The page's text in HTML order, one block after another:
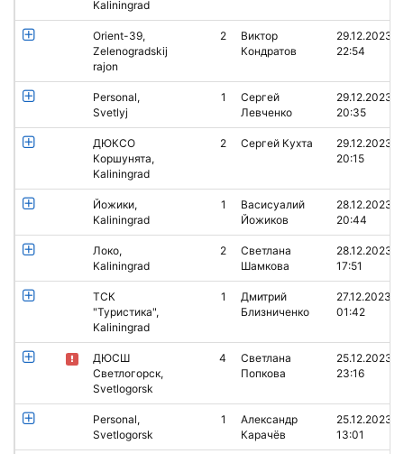
Kaliningrad
Orient-39,
Zelenogradskij
rajon
2
Виктор
Кондратов
29.12.2023
22:54
Personal,
Svetlyj
1
Сергей
Левченко
29.12.2023
20:35
ДЮКСО
Коршунята,
Kaliningrad
2 Сергей Кухта
29.12.2023
20:15
Йожики,
Kaliningrad
1
Васисуалий
Йожиков
28.12.2023
20:44
Локо,
Kaliningrad
2
Светлана
Шамкова
28.12.2023
17:51
ТСК
"Туристика",
Kaliningrad
1
Дмитрий
Близниченко
27.12.2023
01:42
ДЮСШ
Светлогорск,
Svetlogorsk
4
Светлана
Попкова
25.12.2023
23:16
Personal,
Svetlogorsk
1
Александр
Карачёв
25.12.2023
13:01